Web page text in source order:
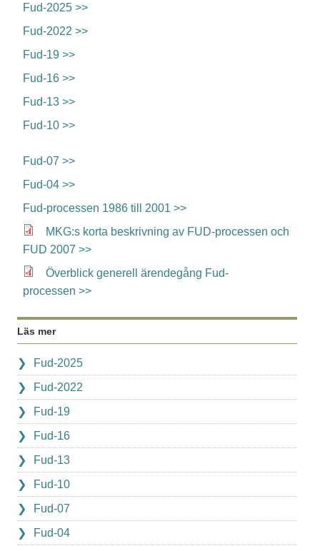
Fud-2025 >>
Fud-2022 >>
Fud-19 >>
Fud-16 >>
Fud-13 >>
Fud-10 >>
Fud-07 >>
Fud-04 >>
Fud-processen 1986 till 2001 >>
MKG:s korta beskrivning av FUD-processen och
FUD 2007 >>
Överblick generell ärendegång Fud-
processen >>
Läs mer
Fud-2025
Fud-2022
Fud-19
Fud-16
Fud-13
Fud-10
Fud-07
Fud-04